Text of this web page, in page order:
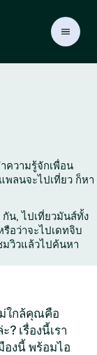
ความรู้จักเพื่อน
ลนจะไปเที่ยว ก็หา
น, ไปเที่ยวมันส์ทั้ง
อว่าจะไปเดทจิบ
มวิวแล้วไปค้นหา
ใกล้คุณคือ
เรื่องนี้เรา
งนี้ พร้อมไอ